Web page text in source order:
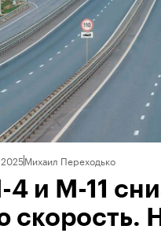
Михаил Переходько
4 и М-11
скорость.